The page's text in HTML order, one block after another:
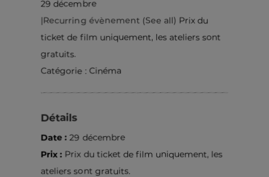
29 décembre
|Recurring évènement (See all) Prix du
ticket de film uniquement, les ateliers sont
gratuits.
Catégorie : Cinéma
Détails
Date : 29 décembre
Prix : Prix du ticket de film uniquement, les
ateliers sont gratuits.